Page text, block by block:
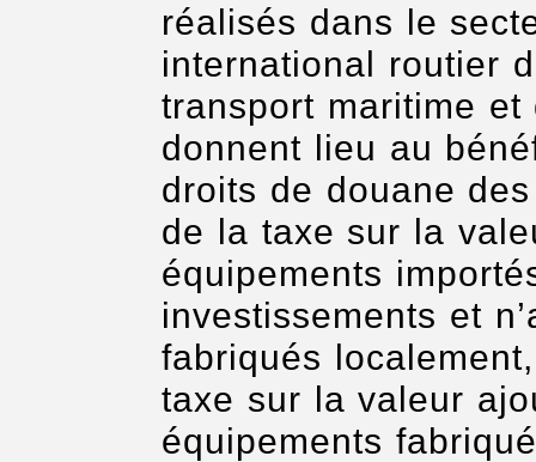
réalisés dans le
international routier
transport maritime
donnent lieu au
droits de douane
de la taxe sur la
équipements
investissements et
fabriqués
taxe sur la valeur
équipements